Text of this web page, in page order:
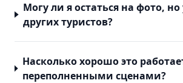
Могу ли я остаться на фото,
других туристов?
Насколько хорошо это
переполненными сценами?